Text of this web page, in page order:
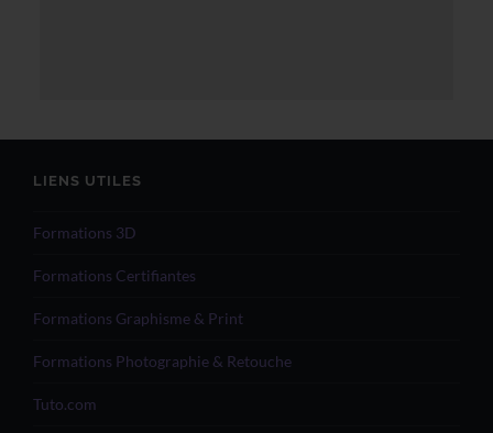
LIENS UTILES
Formations 3D
Formations Certifiantes
Formations Graphisme & Print
Formations Photographie & Retouche
Tuto.com